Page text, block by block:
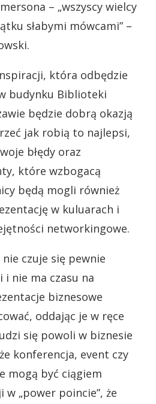
– „wszyscy wielcy
słabymi mówcami” –
która odbędzie
budynku Biblioteki
będzie dobrą okazją
jak robią to najlepsi,
błędy oraz
które wzbogacą
będą mogli również
w kuluarach i
networkingowe.
czuje się pewnie
i nie ma czasu na
biznesowe
oddając je w ręce
się powoli w biznesie
konferencja, event czy
mogą być ciągiem
„power poincie”, że